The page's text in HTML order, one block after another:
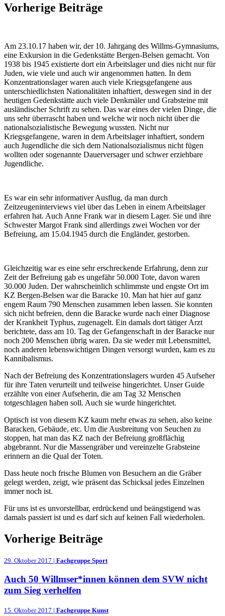
Vorherige Beiträge
Am 23.10.17 haben wir, der 10. Jahrgang des Willms-Gymnasiums,
eine Exkursion in die Gedenkstätte Bergen-Belsen gemacht. Von
1938 bis 1945 existierte dort ein Arbeitslager und dies nicht nur für
Juden, wie viele und auch wir angenommen hatten. In dem
Konzentrationslager waren auch viele Kriegsgefangene aus
unterschiedlichsten Nationalitäten inhaftiert, deswegen sind in der
heutigen Gedenkstätte auch viele Denkmäler und Grabsteine mit
ausländischer Schrift zu sehen. Das war eines der vielen Dinge, die
uns sehr überrascht haben und welche wir noch nicht über die
nationalsozialistische Bewegung wussten. Nicht nur
Kriegsgefangene, waren in dem Arbeitslager inhaftiert, sondern
auch Jugendliche die sich dem Nationalsozialismus nicht fügen
wollten oder sogenannte Dauerversager und schwer erziehbare
Jugendliche.
Es war ein sehr informativer Ausflug, da man durch
Zeitzeugeninterviews viel über das Leben in einem Arbeitslager
erfahren hat. Auch Anne Frank war in diesem Lager. Sie und ihre
Schwester Margot Frank sind allerdings zwei Wochen vor der
Befreiung, am 15.04.1945 durch die Engländer, gestorben.
Gleichzeitig war es eine sehr erschreckende Erfahrung, denn zur
Zeit der Befreiung gab es ungefähr 50.000 Tote, davon waren
30.000 Juden. Der wahrscheinlich schlimmste und engste Ort im
KZ Bergen-Belsen war die Baracke 10. Man hat hier auf ganz
engem Raum 790 Menschen zusammen leben lassen. Sie konnten
sich nicht befreien, denn die Baracke wurde nach einer Diagnose
der Krankheit Typhus, zugenagelt. Ein damals dort tätiger Arzt
berichtete, dass am 10. Tag der Gefangenschaft in der Baracke nur
noch 200 Menschen übrig waren. Da sie weder mit Lebensmittel,
noch anderen lebenswichtigen Dingen versorgt wurden, kam es zu
Kannibalismus.
Nach der Befreiung des Konzentrationslagers wurden 45 Aufseher
für ihre Taten verurteilt und teilweise hingerichtet. Unser Guide
erzählte von einer Aufseherin, die am Tag 32 Menschen
totgeschlagen haben soll. Auch sie wurde hingerichtet.
Optisch ist von diesem KZ kaum mehr etwas zu sehen, also keine
Baracken, Gebäude, etc. Um die Ausbreitung von Seuchen zu
stoppen, hat man das KZ nach der Befreiung großflächig
abgebrannt. Nur die Massengräber und vereinzelte Grabsteine
erinnern an die Qual der Toten.
Dass heute noch frische Blumen von Besuchern an die Gräber
gelegt werden, zeigt, wie präsent das Schicksal jedes Einzelnen
immer noch ist.
Für uns ist es unvorstellbar, erdrückend und beängstigend was
damals passiert ist und es darf sich auf keinen Fall wiederholen.
Vorherige Beiträge
29. Oktober 2017 | Fachgruppe Sport
Auch 50 Willmser*innen können dem SVW nicht
zum Sieg verhelfen
15. Oktober 2017 | Fachgruppe Kunst